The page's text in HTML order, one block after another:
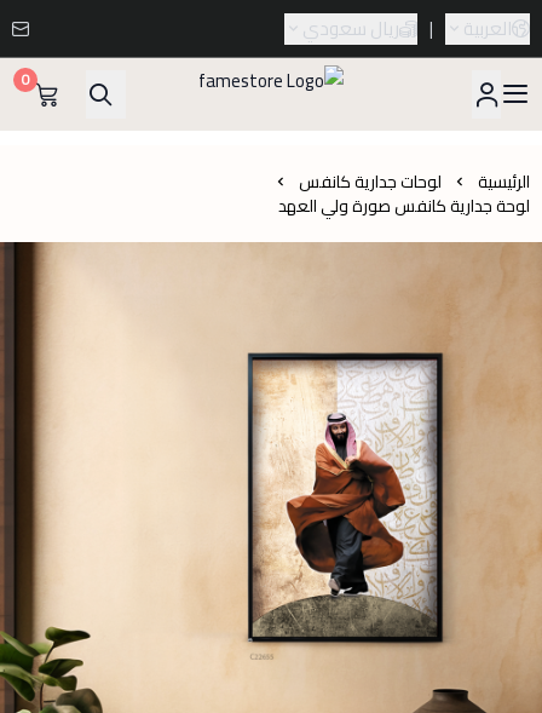
العربية | ريال سعودي
0
الرئيسية لوحات جدارية كانفس
لوحة جدارية كانفس صورة ولي العهد